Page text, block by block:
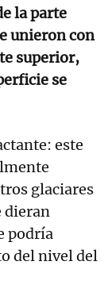
la parte
unieron con
superior,
se
este
glaciares
dieran
podría
del nivel del